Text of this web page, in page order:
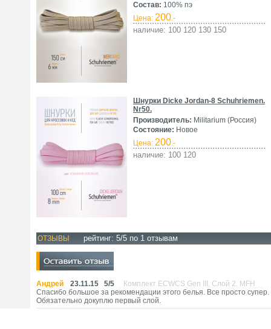
Состав: 100% пэ
Цена: 200.-
наличие: 100 120 130 150
Шнурки Dicke Jordan-8 Schuhriemen.
Nr50.
Производитель: Militarium (Россия)
Состояние: Новое
Цена: 200.-
наличие: 100 120
ОТЗЫВЫ рейтинг: 5/5 по 1 отзывам
Андрей 23.11.15 5/5
Комплект ECWCS Gen III, Слой 2. MFH
Спасибо большое за рекомендации этого белья. Все просто супер.
Обязательно докуплю первый слой.